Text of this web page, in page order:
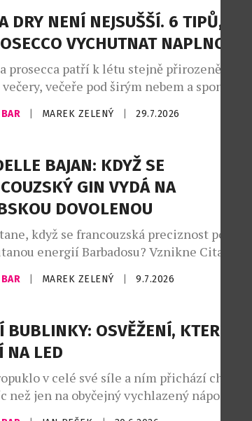
DRY NENÍ NEJSUŠŠÍ. 6 TIPŮ, JAK
VYCHUTNAT NAPLNO
prosecca patří k létu stejně přirozeně jako
večeře pod širým nebem a spontánní
s přáteli. Své pevné místo si našlo také v
Česká republika je sedmým
frizzante jí patří dokonce druhé
den prosecca, který každoročně
na […]
MAREK ZELENÝ 29.7.2026
BAJAN: KDYŽ SE
GIN VYDÁ NA
DOVOLENOU
když se francouzská preciznost potká s
energií Barbadosu? Vznikne Citadelle
limitovaná edice ginu, která dokazuje, že i
elegance si umí zout boty a tančit bosá v
kde se zrodil rum. Výsledkem je jedna z
novinek letošního roku. […]
MAREK ZELENÝ 9.7.2026
BUBLINKY: OSVĚŽENÍ, KTERÉ
NA LED
v celé své síle a ním přichází chuť na
než jen na obyčejný vychlazený nápoj.
Riviera Demi Sec a Anna de Codorníu